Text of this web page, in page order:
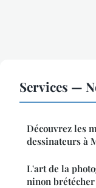
Services —
Découvrez les
dessinateurs à
L'art de la
ninon brétécher